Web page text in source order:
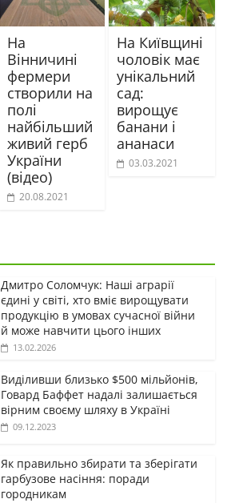
На
Вінничині
фермери
створили на
полі
найбільший
живий герб
України
(відео)
20.08.2021
На Київщині
чоловік має
унікальний
сад:
вирощує
банани і
ананаси
03.03.2021
Дмитро Соломчук: Наші аграрії
єдині у світі, хто вміє вирощувати
продукцію в умовах сучасної війни
й може навчити цього інших
13.02.2026
Виділивши близько $500 мільйонів,
Говард Баффет надалі залишається
вірним своєму шляху в Україні
09.12.2023
Як правильно збирати та зберігати
гарбузове насіння: поради
городникам